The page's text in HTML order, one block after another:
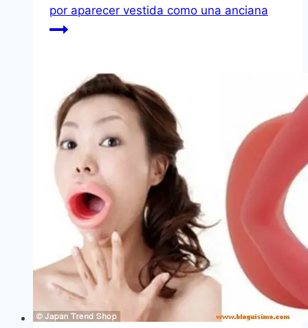
por aparecer vestida como una anciana